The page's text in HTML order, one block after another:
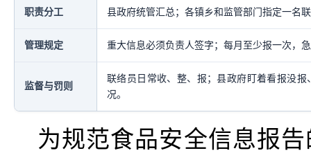
职责分工 县政府统管汇总；各镇乡和监管部门指定一名
管理规定 重大信息必须负责人签字；每月至少报一次，
监督与罚则
联络员日常收、整、报；县政府盯着看报没
况。
为规范食品安全信息报